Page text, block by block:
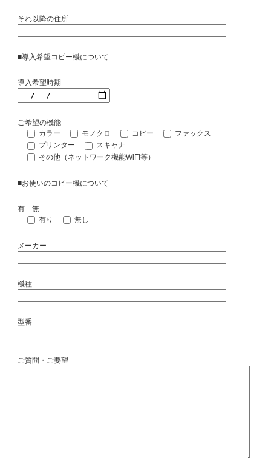
それ以降の住所
■導入希望コピー機について
導入希望時期
ご希望の機能
カラー
モノクロ コピー
ファックス
プリンター
スキャナ
その他（ネットワーク機能WiFi等）
■お使いのコピー機について
有 無
有り
無し
メーカー
機種
型番
ご質問・ご要望